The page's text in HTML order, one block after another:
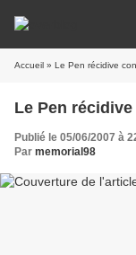
Accueil » Le Pen récidive
Le Pen
Publié le 05/06/2007 à
Par memorial98